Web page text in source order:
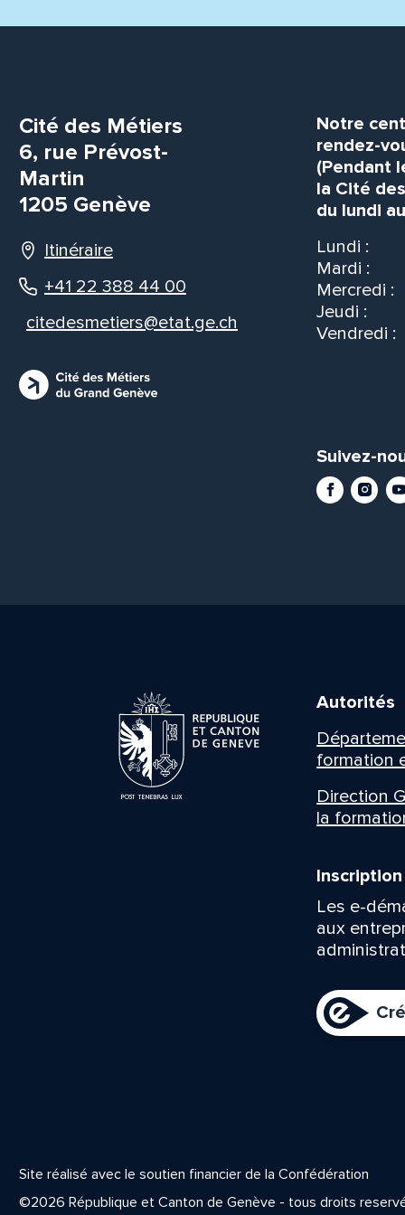
Cité des Métiers
6, rue Prévost-
Martin
1205 Genève
Itinéraire
+41 22 388 44 00
citedesmetiers@etat.ge.ch
Notre
rendez-
(Pendant
la Cité
du lundi
Lundi :
Mardi :
Mercredi :
Jeudi :
Vendredi :
Suivez-
Facebook
Autorités
formation
Direction
la
Les e-
aux
Site réalisé avec le soutien financier de la Confédération
©2026 République et Canton de Genève - tous droits